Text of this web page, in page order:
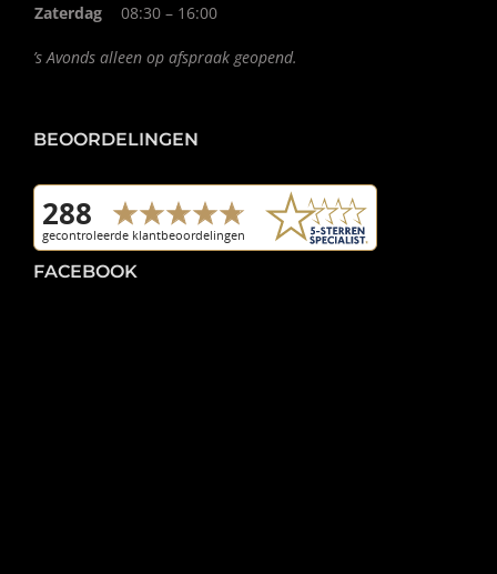
Zaterdag
08:30 – 16:00
’s Avonds alleen op afspraak geopend.
BEOORDELINGEN
FACEBOOK